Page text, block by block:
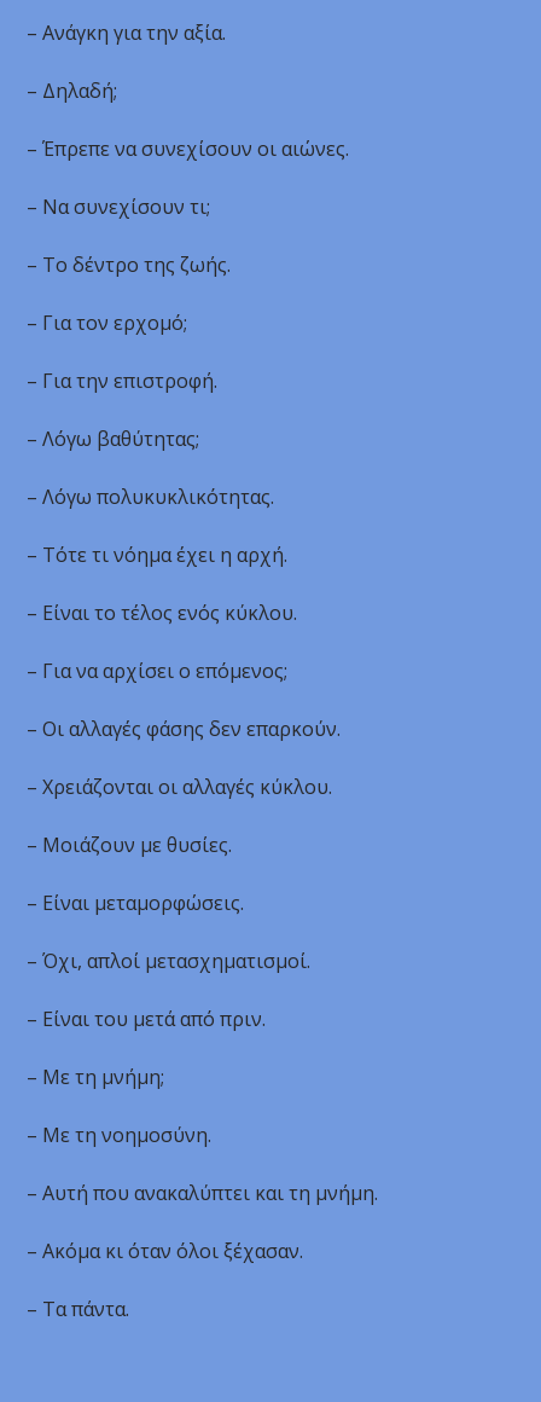
– Ανάγκη για την αξία.
– Δηλαδή;
– Έπρεπε να συνεχίσουν οι αιώνες.
– Να συνεχίσουν τι;
– Το δέντρο της ζωής.
– Για τον ερχομό;
– Για την επιστροφή.
– Λόγω βαθύτητας;
– Λόγω πολυκυκλικότητας.
– Τότε τι νόημα έχει η αρχή.
– Είναι το τέλος ενός κύκλου.
– Για να αρχίσει ο επόμενος;
– Οι αλλαγές φάσης δεν επαρκούν.
– Χρειάζονται οι αλλαγές κύκλου.
– Μοιάζουν με θυσίες.
– Είναι μεταμορφώσεις.
– Όχι, απλοί μετασχηματισμοί.
– Είναι του μετά από πριν.
– Με τη μνήμη;
– Με τη νοημοσύνη.
– Αυτή που ανακαλύπτει και τη μνήμη.
– Ακόμα κι όταν όλοι ξέχασαν.
– Τα πάντα.